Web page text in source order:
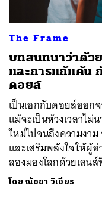
The Frame
บทสนทนาว่าด้ว
และการแก้แค้น
ดอยล์
เป็นเอกกับดอยล์ออก
แม้จะเป็นห้วงเวลาไ
ใหม่ไปจนถึงความงา
และเสริมพลังใจให้ผู้
ลองมองโลกด้วยเลน
โดย ณัชชา วิเชียร